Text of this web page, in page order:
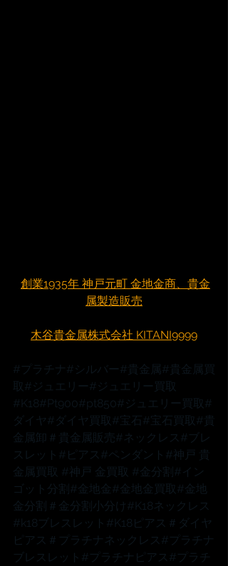
創業1935年 神戸元町 金地金商、貴金
属製造販売
木谷貴金属株式会社 KITANI9999
#プラチナ #シルバー #貴金属#貴金属買
取 #ジュエリー #ジュエリー買取
#K18#Pt900#pt850#ジュエリー買取 #
ダイヤ #ダイヤ買取 #宝石 #宝石買取 #貴
金属卸 ＃貴金属販売#ネックレス #ブレ
スレット #ピアス #ペンダント #神戸 貴
金属買取 #神戸 金買取 #金分割 #イン
ゴット分割 #金地金 #金地金買取 #金地
金分割
＃金分割小分け #K18ネックレス
#k18ブレスレット #K18ピアス ＃ダイヤ
ピアス ＃プラチナネックレス #プラチナ
ブレスレット #プラチナピアス #プラチ